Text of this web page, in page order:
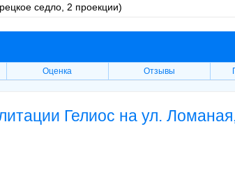
седло, 2 проекции)
Оценка Отзывы
Гелиос на ул.